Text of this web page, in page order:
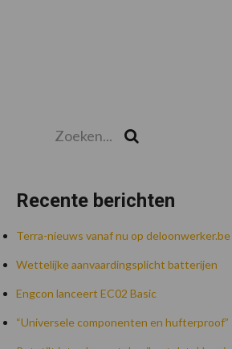
Recente berichten
Terra-nieuws vanaf nu op deloonwerker.be
Wettelijke aanvaardingsplicht batterijen
Engcon lanceert EC02 Basic
“Universele componenten en hufterproof”